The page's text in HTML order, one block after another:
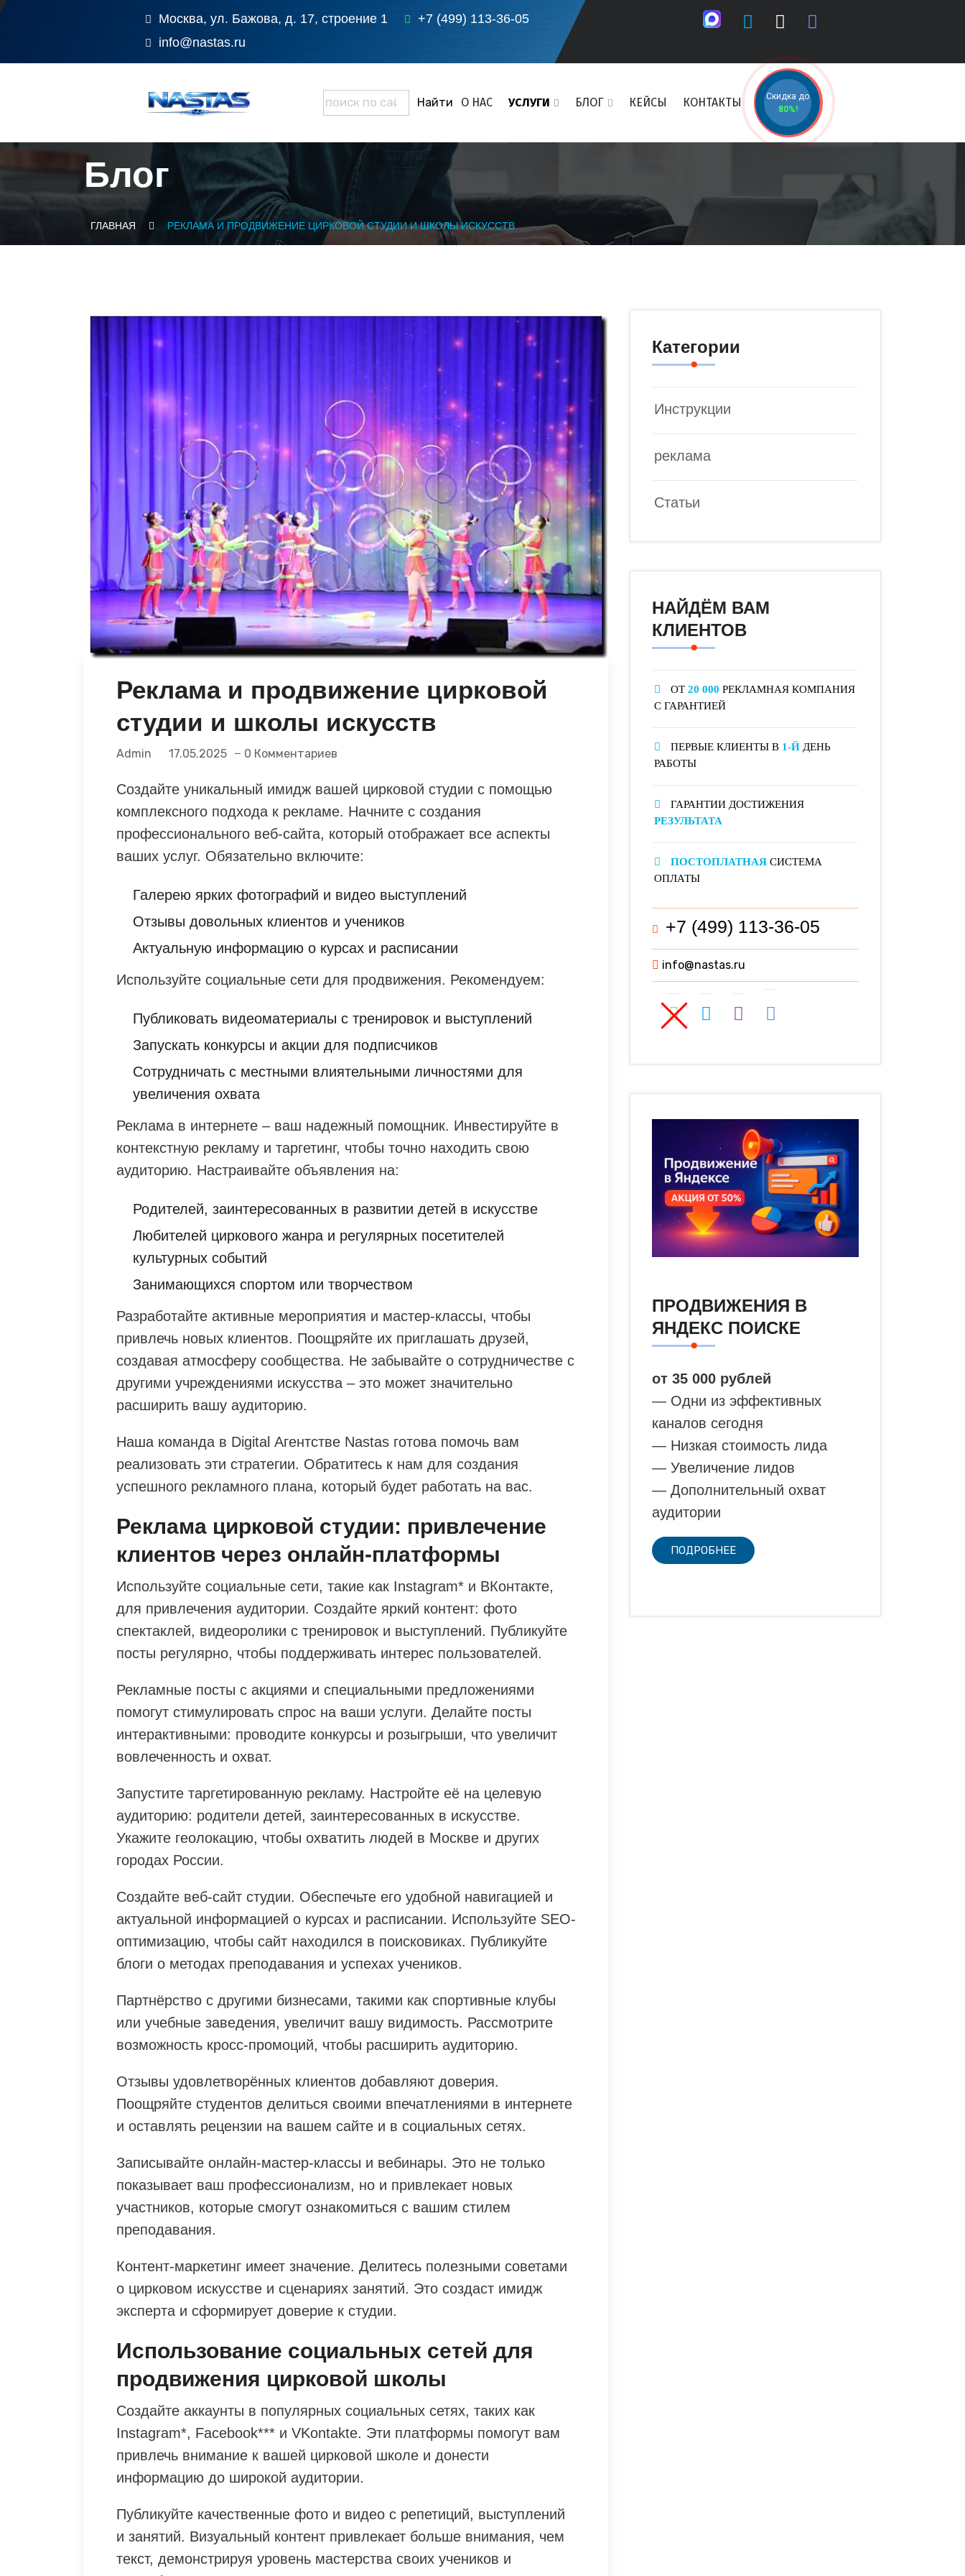
Москва, ул. Бажова, д. 17, строение 1
+7 (499) 113-36-05
info@nastas.ru
О НАС УСЛУГИ БЛОГ КЕЙСЫ КОНТАКТЫ
Скидка до
80%!
Блог
ГЛАВНАЯ РЕКЛАМА И ПРОДВИЖЕНИЕ ЦИРКОВОЙ СТУДИИ И ШКОЛЫ ИСКУССТВ
Реклама и продвижение цирковой
студии и школы искусств
Admin 17.05.2025 0 Комментариев
Создайте уникальный имидж вашей цирковой студии с помощью
комплексного подхода к рекламе. Начните с создания
профессионального веб-сайта, который отображает все аспекты
ваших услуг. Обязательно включите:
Галерею ярких фотографий и видео выступлений
Отзывы довольных клиентов и учеников
Актуальную информацию о курсах и расписании
Используйте социальные сети для продвижения. Рекомендуем:
Публиковать видеоматериалы с тренировок и выступлений
Запускать конкурсы и акции для подписчиков
Сотрудничать с местными влиятельными личностями для
увеличения охвата
Реклама в интернете – ваш надежный помощник. Инвестируйте в
контекстную рекламу и таргетинг, чтобы точно находить свою
аудиторию. Настраивайте объявления на:
Родителей, заинтересованных в развитии детей в искусстве
Любителей циркового жанра и регулярных посетителей
культурных событий
Занимающихся спортом или творчеством
Разработайте активные мероприятия и мастер-классы, чтобы
привлечь новых клиентов. Поощряйте их приглашать друзей,
создавая атмосферу сообщества. Не забывайте о сотрудничестве с
другими учреждениями искусства – это может значительно
расширить вашу аудиторию.
Наша команда в Digital Агентстве Nastas готова помочь вам
реализовать эти стратегии. Обратитесь к нам для создания
успешного рекламного плана, который будет работать на вас.
Реклама цирковой студии: привлечение
клиентов через онлайн-платформы
Используйте социальные сети, такие как Instagram* и ВКонтакте,
для привлечения аудитории. Создайте яркий контент: фото
спектаклей, видеоролики с тренировок и выступлений. Публикуйте
посты регулярно, чтобы поддерживать интерес пользователей.
Рекламные посты с акциями и специальными предложениями
помогут стимулировать спрос на ваши услуги. Делайте посты
интерактивными: проводите конкурсы и розыгрыши, что увеличит
вовлеченность и охват.
Запустите таргетированную рекламу. Настройте её на целевую
аудиторию: родители детей, заинтересованных в искусстве.
Укажите геолокацию, чтобы охватить людей в Москве и других
городах России.
Создайте веб-сайт студии. Обеспечьте его удобной навигацией и
актуальной информацией о курсах и расписании. Используйте SEO-
оптимизацию, чтобы сайт находился в поисковиках. Публикуйте
блоги о методах преподавания и успехах учеников.
Партнёрство с другими бизнесами, такими как спортивные клубы
или учебные заведения, увеличит вашу видимость. Рассмотрите
возможность кросс-промоций, чтобы расширить аудиторию.
Отзывы удовлетворённых клиентов добавляют доверия.
Поощряйте студентов делиться своими впечатлениями в интернете
и оставлять рецензии на вашем сайте и в социальных сетях.
Записывайте онлайн-мастер-классы и вебинары. Это не только
показывает ваш профессионализм, но и привлекает новых
участников, которые смогут ознакомиться с вашим стилем
преподавания.
Контент-маркетинг имеет значение. Делитесь полезными советами
о цирковом искусстве и сценариях занятий. Это создаст имидж
эксперта и сформирует доверие к студии.
Использование социальных сетей для
продвижения цирковой школы
Создайте аккаунты в популярных социальных сетях, таких как
Instagram*, Facebook*** и VKontakte. Эти платформы помогут вам
привлечь внимание к вашей цирковой школе и донести
информацию до широкой аудитории.
Публикуйте качественные фото и видео с репетиций, выступлений
и занятий. Визуальный контент привлекает больше внимания, чем
текст, демонстрируя уровень мастерства своих учеников и
Категории
Инструкции
реклама
Статьи
НАЙДЁМ ВАМ
КЛИЕНТОВ
ОТ 20 000 РЕКЛАМНАЯ КОМПАНИЯ
С ГАРАНТИЕЙ
ПЕРВЫЕ КЛИЕНТЫ В 1-Й ДЕНЬ
РАБОТЫ
ГАРАНТИИ ДОСТИЖЕНИЯ
РЕЗУЛЬТАТА
ПОСТОПЛАТНАЯ СИСТЕМА
ОПЛАТЫ
+7 (499) 113-36-05
info@nastas.ru
ПРОДВИЖЕНИЯ В
ЯНДЕКС ПОИСКЕ
от 35 000 рублей
— Одни из эффективных
каналов сегодня
— Низкая стоимость лида
— Увеличение лидов
— Дополнительный охват
аудитории
ПОДРОБНЕЕ